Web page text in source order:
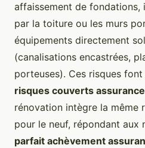
affaissement de fondations,
par la toiture ou les murs
équipements directement
(canalisations encastrées,
porteuses). Ces risques
risques couverts
rénovation intègre la même
pour le neuf, répondant aux
parfait achèvement